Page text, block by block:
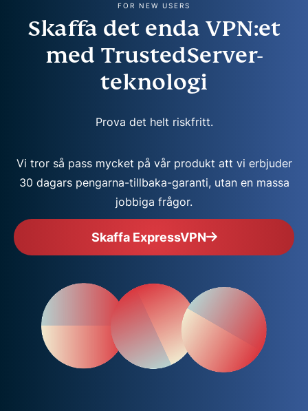
FOR NEW USERS
Skaffa det enda VPN:et
med TrustedServer-
teknologi
Prova det helt riskfritt.
Vi tror så pass mycket på vår produkt att vi erbjuder
30 dagars pengarna-tillbaka-garanti, utan en massa
jobbiga frågor.
Skaffa ExpressVPN